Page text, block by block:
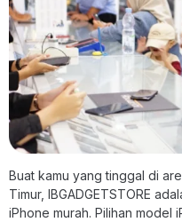
Buat kamu yang tinggal di
Timur, IBGADGETSTORE
iPhone murah. Pilihan model